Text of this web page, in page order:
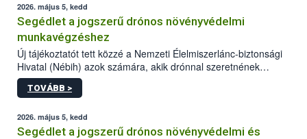
2026. május 5, kedd
Segédlet a jogszerű drónos növényvédelmi
munkavégzéshez
Új tájékoztatót tett közzé a Nemzeti Élelmiszerlánc-biztonsági
Hivatal (Nébih) azok számára, akik drónnal szeretnének
növényvédelmi vagy tápanyag-gazdálkodási tevékenységet
végezni Magyarországon. Az összefoglaló részletesen
műszaki és hatósági feltételek.
TOVÁBB >
2026. május 5, kedd
Segédlet a jogszerű drónos növényvédelmi és